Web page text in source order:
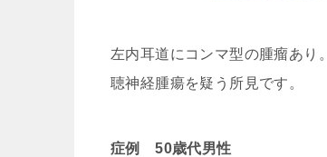
左内耳道にコンマ型の腫瘤あり。
聴神経腫瘍を疑う所見です。
症例 50歳代男性